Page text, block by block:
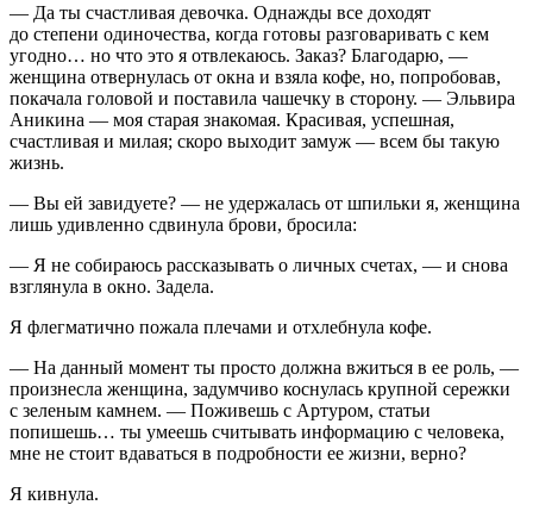
— Да ты счастливая девочка. Однажды все доходят
до степени одиночества, когда готовы разговаривать с кем
угодно… но что это я отвлекаюсь. Заказ? Благодарю, —
женщина отвернулась от окна и взяла кофе, но, попробовав,
покачала головой и поставила чашечку в сторону. — Эльвира
Аникина — моя старая знакомая. Красивая, успешная,
счастливая и милая; скоро выходит замуж — всем бы такую
жизнь.
— Вы ей завидуете? — не удержалась от шпильки я, женщина
лишь удивленно сдвинула брови, бросила:
— Я не собираюсь рассказывать о личных счетах, — и снова
взглянула в окно. Задела.
Я флегматично пожала плечами и отхлебнула кофе.
— На данный момент ты просто должна вжиться в ее роль, —
произнесла женщина, задумчиво коснулась крупной сережки
с зеленым камнем. — Поживешь с Артуром, статьи
попишешь… ты умеешь считывать информацию с человека,
мне не стоит вдаваться в подробности ее жизни, верно?
Я кивнула.